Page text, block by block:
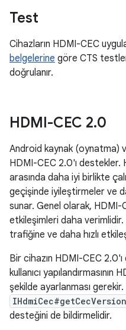
Test
Cihazların HDMI-CEC
belgelerine göre CTS
doğrulanır.
HDMI-CEC 2.0
Android kaynak (oynatma)
HDMI-CEC 2.0'ı destekler.
arasında daha iyi birlikte
geçişinde iyileştirmeler ve
sunar. Genel olarak, HDMI-
etkileşimleri daha
trafiğine ve daha hızlı
Bir cihazın HDMI-CEC
kullanıcı
şekilde ayarlanması gerekir.
IHdmiCec#getCecVersion
desteğini de bildirmelidir.